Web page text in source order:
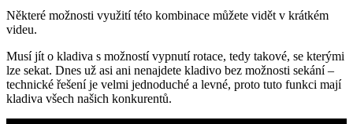
Některé možnosti využití této kombinace můžete vidět v krátkém
videu.
Musí jít o kladiva s možností vypnutí rotace, tedy takové, se kterými
lze sekat. Dnes už asi ani nenajdete kladivo bez možnosti sekání –
technické řešení je velmi jednoduché a levné, proto tuto funkci mají
kladiva všech našich konkurentů.